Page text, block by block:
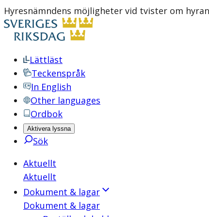
Hyresnämndens möjligheter vid tvister om
Lättläst
Teckenspråk
In English
Other languages
Ordbok
Aktivera lyssna
Sök
Aktuellt
Aktuellt
Dokument & lagar
Dokument & lagar